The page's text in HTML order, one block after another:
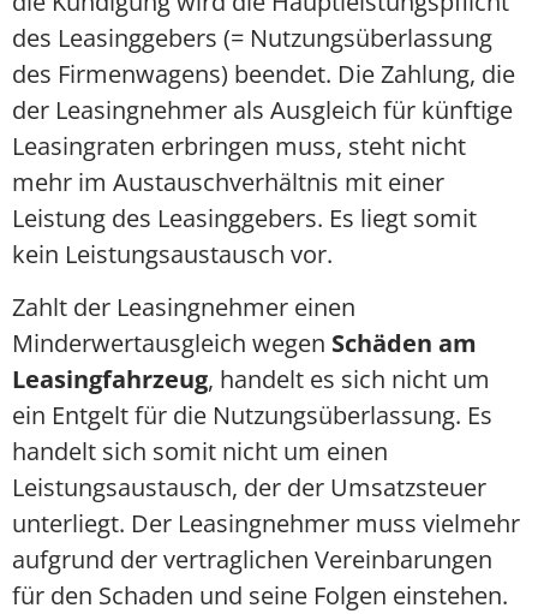
des Leasinggebers (= Nutzungsüberlassung
des Firmenwagens) beendet. Die Zahlung, die
der Leasingnehmer als Ausgleich für künftige
Leasingraten erbringen muss, steht nicht
mehr im Austauschverhältnis mit einer
Leistung des Leasinggebers. Es liegt somit
kein Leistungsaustausch vor.
Zahlt der Leasingnehmer einen
Minderwertausgleich wegen Schäden am
Leasingfahrzeug, handelt es sich nicht um
ein Entgelt für die Nutzungsüberlassung. Es
handelt sich somit nicht um einen
Leistungsaustausch, der der Umsatzsteuer
unterliegt. Der Leasingnehmer muss vielmehr
aufgrund der vertraglichen Vereinbarungen
für den Schaden und seine Folgen einstehen.